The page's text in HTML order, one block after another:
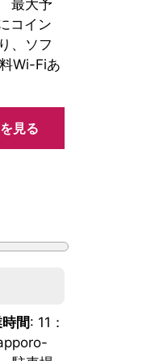
最大予
コイン
、ソフ
Wi-Fiあ
見る
間: 11：